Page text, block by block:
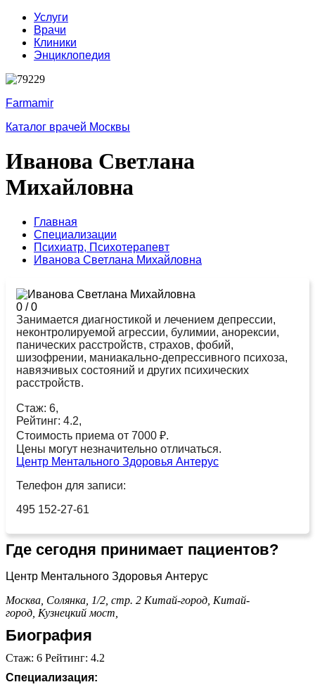
Услуги
Врачи
Клиники
Энциклопедия
Farmamir
Каталог врачей Москвы
Иванова Светлана
Михайловна
Главная
Специализации
Психиатр, Психотерапевт
Иванова Светлана Михайловна
0 /0
Занимается диагностикой и лечением депрессии,
неконтролируемой агрессии, булимии, анорексии,
панических расстройств, страхов, фобий,
шизофрении, маниакально-депрессивного психоза,
навязчивых состояний и других психических
расстройств.
Стаж: 6,
Рейтинг: 4.2,
Стоимость приема от 7000 ₽.
Цены могут незначительно отличаться.
Центр Ментального Здоровья Антерус
Телефон для записи:
495 152-27-61
Где сегодня принимает пациентов?
Центр Ментального Здоровья Антерус
Москва, Солянка, 1/2, стр. 2 Китай-город, Китай-
город, Кузнецкий мост,
Биография
Стаж: 6 Рейтинг: 4.2
Специализация: